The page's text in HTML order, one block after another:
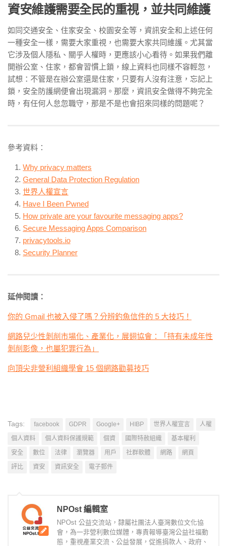
資安維護需要全民的重視，並共同維護
如同交通安全、住家安全、校園安全等，資訊安全和上述任何
一種安全一樣，需要大家重視，也需要大家共同維護。尤其當
它涉及個人隱私、關乎人權時，更應該小心看待。如果我們離
開辦公室、住家，都會習慣上鎖，線上資料也同樣不容輕忽，
試想：不管是在辦公室還是住家，只要有人沒有注意，忘記上
鎖，安全防護網便會出現漏洞。那麼，資訊安全做得不夠完全
時，有任何人怠忽職守，那是不是也會招來同樣的問題呢？
參考資料：
Why privacy matters
General Data Protection Regulation
世界人權宣言
Have I Been Pwned
How private are your favourite messaging apps?
Secure Messaging Apps Comparison
privacytools.io
Security Planner
延伸閱讀：
你的 Gmail 也被入侵了嗎？分辨釣魚信件的 5 大技巧！
網路兒少性剝削市場化、產業化，展翅協會：「持有未成年性
剝削影像，也屬犯罪行為」
向頂尖非營利組織學會 15 個網路勸募技巧
Tags: facebook GDPR Google+ HIBP 世界人權宣言
人權
個人資料
個人資料保護規範 個資 國際特赦組織
基本權利
安全
數位 法律 瀏覽器 用戶 社群軟體 網路
網頁
評比
資安 資訊安全 電子郵件
NPOst 編輯室
NPOst 公益交流站，隸屬社團法人臺灣數位文化協
會，為一非營利數位媒體，專責報導臺灣公益社福動
態，重視產業交流、公益發展，促進捐款人、政府、